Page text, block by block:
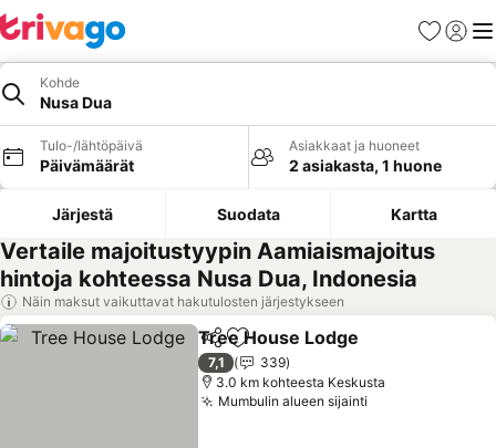
Suosikit
Kohde
Nusa Dua
Tulo-/lähtöpäivä
Päivämäärät
Asiakkaat ja huoneet
2 asiakasta, 1 huone
Järjestä Suodata Kartta
Vertaile majoitustyypin Aamiaismajoitus
hintoja kohteessa Nusa Dua, Indonesia
Näin maksut vaikuttavat hakutulosten järjestykseen
Jaa Lisää suosikkeihin
Tree House Lodge
7,1
339
3.0 km kohteesta Keskusta
Mumbulin alueen sijainti